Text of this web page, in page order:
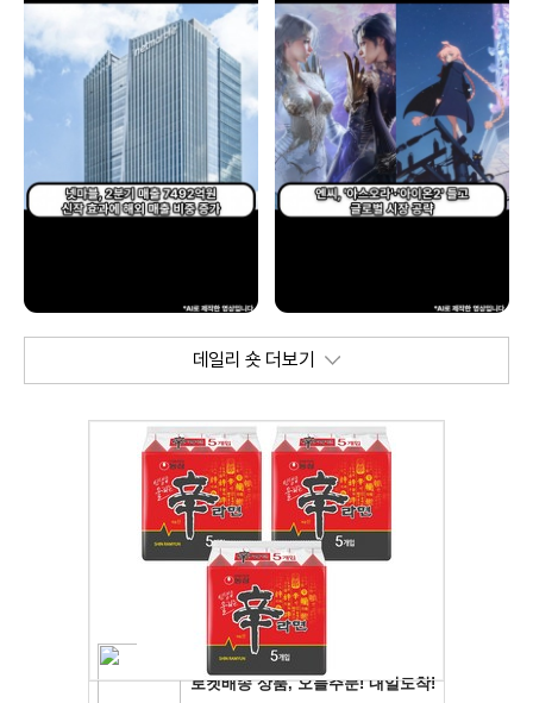
데일리 숏 더보기